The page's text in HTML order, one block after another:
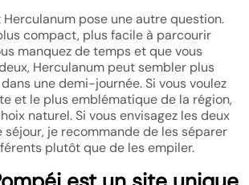
Herculanum pose une autre question.
compact, plus facile à parcourir
manquez de temps et que vous
Herculanum peut sembler plus
une demi-journée. Si vous voulez
et le plus emblématique de la région,
naturel. Si vous envisagez les deux
séjour, je recommande de les séparer
plutôt que de les empiler.